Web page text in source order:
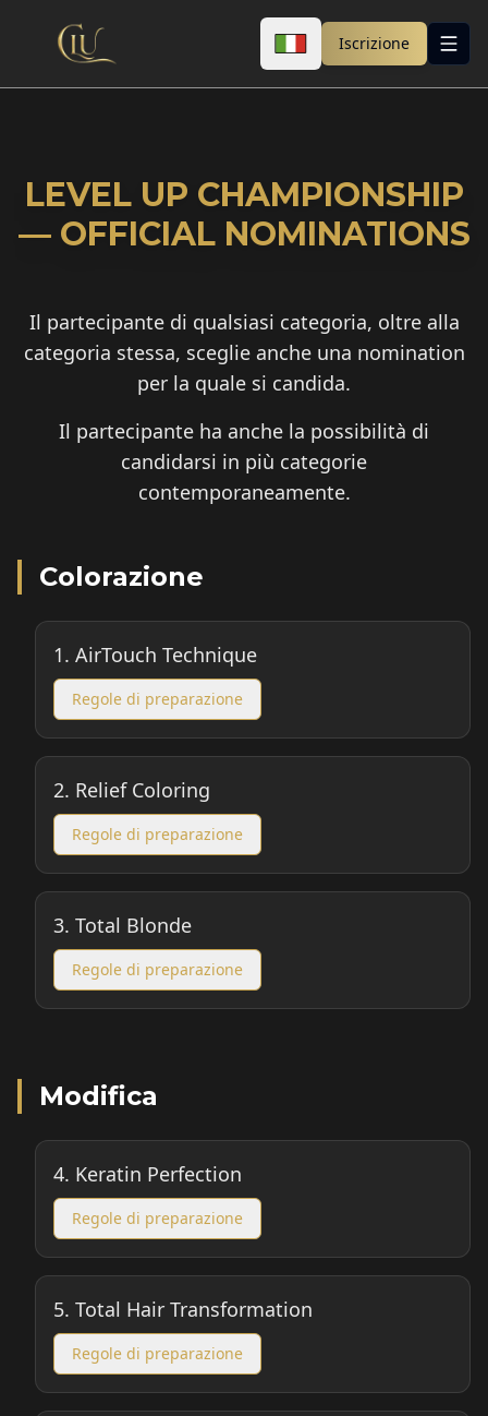
La traduzione IA potrebbe
contenere errori
Iscrizione
LEVEL UP CHAMPIONSHIP
— OFFICIAL NOMINATIONS
Il partecipante di qualsiasi categoria, oltre alla
categoria stessa, sceglie anche una nomination
per la quale si candida.
Il partecipante ha anche la possibilità di
candidarsi in più categorie
contemporaneamente.
Colorazione
1. AirTouch Technique
Regole di preparazione
2. Relief Coloring
Regole di preparazione
3. Total Blonde
Regole di preparazione
Modifica
4. Keratin Perfection
Regole di preparazione
5. Total Hair Transformation
Regole di preparazione